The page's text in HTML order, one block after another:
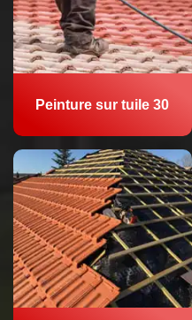
Peinture sur tuile 30